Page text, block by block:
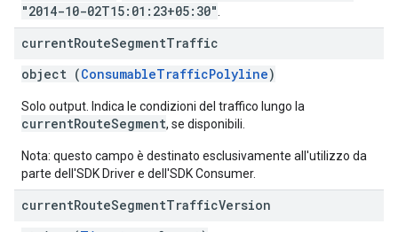
"2014-10-02T15:01:23+05:30"
currentRouteSegmentTraffic
object (ConsumableTrafficPolyline)
Solo output. Indica le condizioni del traffico lungo la
currentRouteSegment, se disponibili.
Nota: questo campo è destinato esclusivamente all'utilizzo da
parte dell'SDK Driver e dell'SDK Consumer.
currentRouteSegmentTrafficVersion